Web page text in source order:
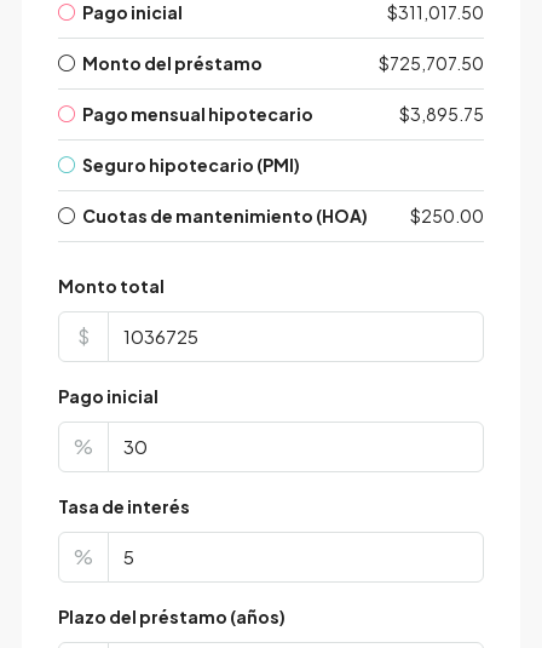
Pago inicial $311,017.50
Monto del préstamo $725,707.50
Pago mensual hipotecario $3,895.75
Seguro hipotecario (PMI)
Cuotas de mantenimiento (HOA) $250.00
Monto total
$
Pago inicial
%
Tasa de interés
%
Plazo del préstamo (años)